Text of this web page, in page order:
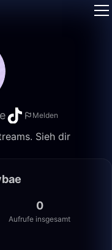
Melden
Sieh dir
0
Aufrufe insgesamt